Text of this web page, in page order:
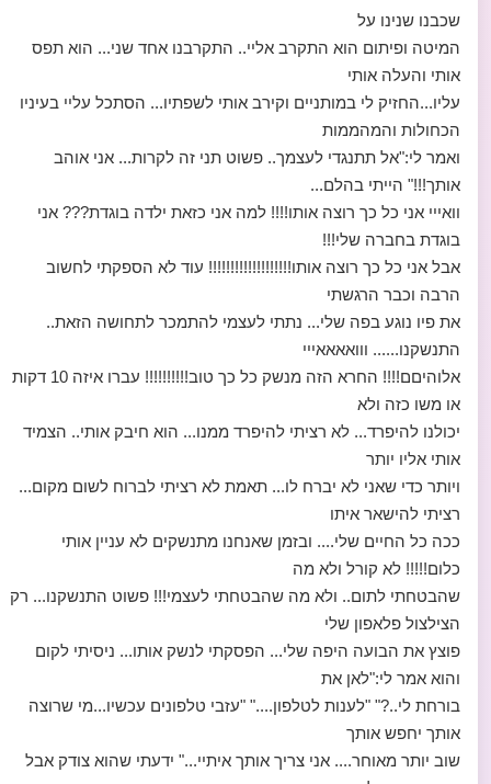
שכבנו שנינו על
המיטה ופיתום הוא התקרב אליי.. התקרבנו אחד שני... הוא תפס
אותי והעלה אותי
עליו...החזיק לי במותניים וקירב אותי לשפתיו... הסתכל עליי בעיניו
הכחולות והמהממות
ואמר לי:"אל תתנגדי לעצמך.. פשוט תני זה לקרות... אני אוהב
אותך!!!" הייתי בהלם...
וואייי אני כל כך רוצה אותו!!!! למה אני כזאת ילדה בוגדת??? אני
בוגדת בחברה שלי!!!
אבל אני כל כך רוצה אותו!!!!!!!!!!!!!!!!!!! עוד לא הספקתי לחשוב
הרבה וכבר הרגשתי
את פיו נוגע בפה שלי... נתתי לעצמי להתמכר לתחושה הזאת..
התנשקנו...... ווואאאאייי
אלוהיםם!!!! החרא הזה מנשק כל כך טוב!!!!!!!!!! עברו איזה 10 דקות
או משו כזה ולא
יכולנו להיפרד... לא רציתי להיפרד ממנו... הוא חיבק אותי.. הצמיד
אותי אליו יותר
ויותר כדי שאני לא יברח לו... תאמת לא רציתי לברוח לשום מקום...
רציתי להישאר איתו
ככה כל החיים שלי.... ובזמן שאנחנו מתנשקים לא עניין אותי
כלום!!!!! לא קורל ולא מה
שהבטחתי לתום.. ולא מה שהבטחתי לעצמי!!! פשוט התנשקנו... רק
הצילצול פלאפון שלי
פוצץ את הבועה היפה שלי... הפסקתי לנשק אותו... ניסיתי לקום
והוא אמר לי:"לאן את
בורחת לי..?" "לענות לטלפון...." "עזבי טלפונים עכשיו...מי שרוצה
אותך יחפש אותך
שוב יותר מאוחר.... אני צריך אותך איתיי..." ידעתי שהוא צודק אבל